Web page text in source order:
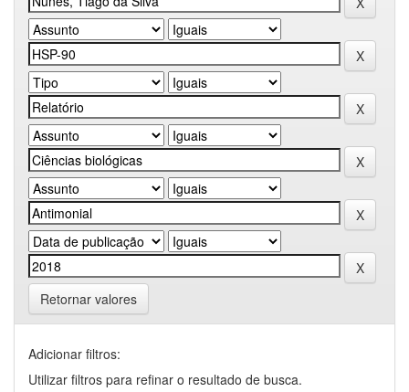
Retornar valores
Adicionar filtros:
Utilizar filtros para refinar o resultado de busca.